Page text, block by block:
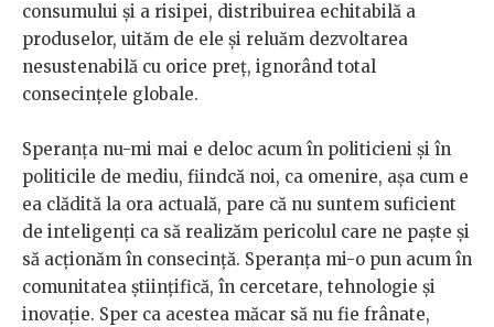
consumului și a risipei, distribuirea echitabilă a
produselor, uităm de ele și reluăm dezvoltarea
nesustenabilă cu orice preț, ignorând total
consecințele globale.
Speranța nu-mi mai e deloc acum în politicieni și în
politicile de mediu, fiindcă noi, ca omenire, așa cum e
ea clădită la ora actuală, pare că nu suntem suficient
de inteligenți ca să realizăm pericolul care ne paște și
să acționăm în consecință. Speranța mi-o pun acum în
comunitatea științifică, în cercetare, tehnologie și
inovație. Sper ca acestea măcar să nu fie frânate,